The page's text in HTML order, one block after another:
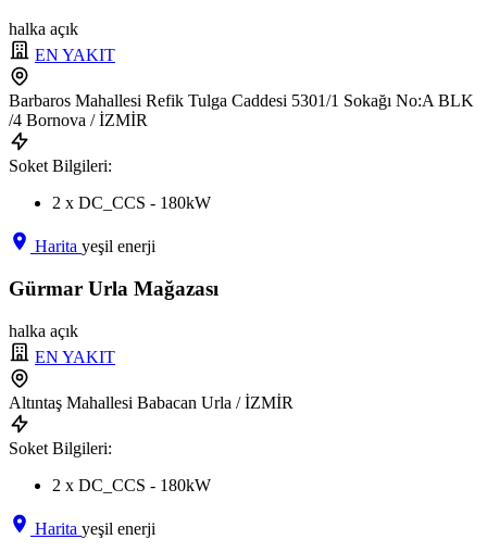
halka açık
EN YAKIT
Barbaros Mahallesi Refik Tulga Caddesi 5301/1 Sokağı No:A BLK
/4 Bornova / İZMİR
Soket Bilgileri:
2 x DC_CCS - 180kW
Harita yeşil enerji
Gürmar Urla Mağazası
halka açık
EN YAKIT
Altıntaş Mahallesi Babacan Urla / İZMİR
Soket Bilgileri:
2 x DC_CCS - 180kW
Harita yeşil enerji